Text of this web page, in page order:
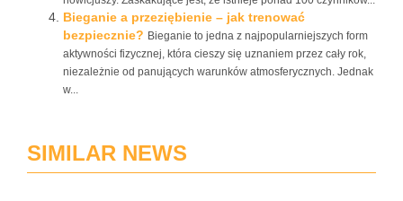
Bieganie a przeziębienie – jak trenować
bezpiecznie? Bieganie to jedna z najpopularniejszych form
aktywności fizycznej, która cieszy się uznaniem przez cały rok,
niezależnie od panujących warunków atmosferycznych. Jednak
w...
SIMILAR NEWS